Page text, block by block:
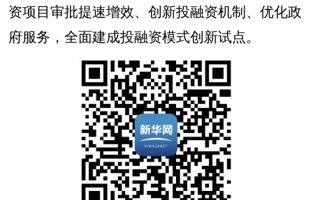
资项目审批提速增效、创新投融资机制、优化政
府服务，全面建成投融资模式创新试点。